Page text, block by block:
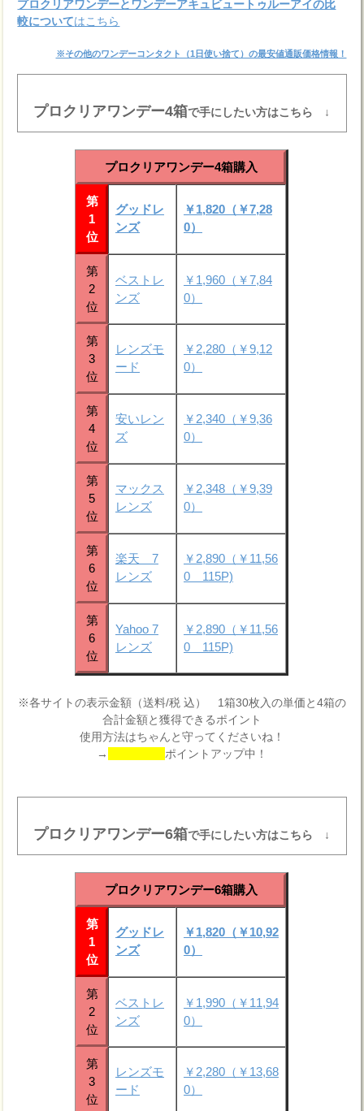
プロクリアワンデーとワンデーアキュビュートゥルーアイの比
較についてはこちら
※その他のワンデーコンタクト（1日使い捨て）の最安値通販価格情報！
プロクリアワンデー4箱で手にしたい方はこちら ↓
プロクリアワンデー4箱購入
第
1
位
グッドレ
ンズ
￥1,820（￥7,28
0）
第
2
位
ベストレ
ンズ
￥1,960（￥7,84
0）
第
3
位
レンズモ
ード
￥2,280（￥9,12
0）
第
4
位
安いレン
ズ
￥2,340（￥9,36
0）
第
5
位
マックス
レンズ
￥2,348（￥9,39
0）
第
6
位
楽天 7
レンズ
￥2,890（￥11,56
0 115P)
第
6
位
Yahoo 7
レンズ
￥2,890（￥11,56
0 115P)
※各サイトの表示金額（送料/税 込） 1箱30枚入の単価と4箱の
合計金額と獲得できるポイント
使用方法はちゃんと守ってくださいね！
→
ポイントアップ中！
プロクリアワンデー6箱で手にしたい方はこちら ↓
プロクリアワンデー6箱購入
第
1
位
グッドレ
ンズ
￥1,820（￥10,92
0）
第
2
位
ベストレ
ンズ
￥1,990（￥11,94
0）
第
3
位
レンズモ
ード
￥2,280（￥13,68
0）